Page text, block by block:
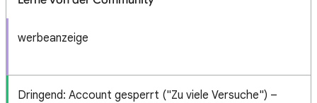
werbeanzeige
Dringend: Account gesperrt ("Zu viele Versuche") –